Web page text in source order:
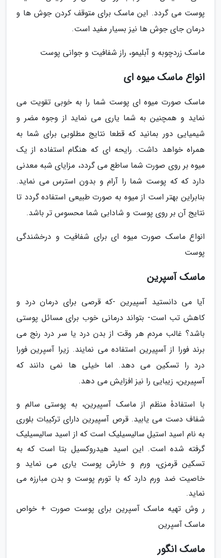
پوست می گردد. این ماسک برای متوقف کردن جوش ها و
درمان جای جوش ها نیز بسیار مفید است.
ماسک زردچوبه و آبلیمو، راز شفافیت و جوانی پوست
انواع ماسک میوه ای
ماسک صورت میوه ای پوست شما را به خوبی تقویت می
نماید و همچنین به شما یاری می نماید از وجوه مضر و
شیمیایی دور بمانید که قطعا نتایج مطلوبی برای شما به
همراه خواهد داشت. رایحه ای که هنگام استفاده از یک
میوه بر روی صورت شما ساطع می گردد، مزایای شبه معدنی
دارد که که پوست شما را آرام و بدون استرس می نماید.
بنابراین بهتر است از میوه به صورت طبیعی استفاده گردد تا
نتایج آن بر روی پوست و شادابی شما محسوس تر باشد.
انواع ماسک صورت میوه ای برای شفافیت و درخشندگی
پوست
ماسک آسپرین
آیا می دانستید آسپیرین -که قرصی برای درمان درد و
کاهش تب است- بتواند درمانی خوب برای مسائل پوستی
باشد؟ غالب مردم هر وقت از بدن درد یا سر درد رنج می
برند فورا از آسپیرین استفاده می نمایند. زیرا آسپرین فورا
درد را تسکین می دهد. اما خیلی ها نمی دانند که
آسپیرین، زیبایی را نیز افزایش می دهد.
با استفادۀ منظم از ماسک آسپیرین، به پوستی سالم و
شفاف دست می یابید. قرص آسپیرین دارای ترکیبات بلوری
به نام اسید استیل سالیسیلیک است که از اسید سالیسیلیک
گرفته شده است. این اسید هیدروکسیل بتا است که به
تسکین قرمزی، ورم و خارش پوست یاری می نماید و
خاصیت ضد ورم دارد که با تورم پوست و بدن مبارزه می
نماید.
ر وش تهیه ماسک آسپرین برای پوست صورت + خواص
ماسک آسپرین
ماسک انگور